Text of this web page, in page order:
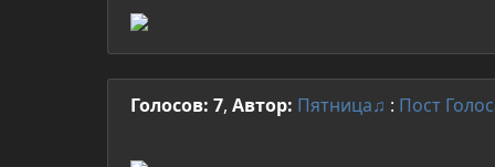
Голосов: 7, Автор: Пятница♫ : Пост